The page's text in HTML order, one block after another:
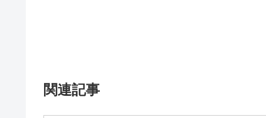
関連記事